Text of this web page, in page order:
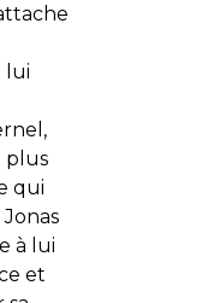
lui
plus
qui
à lui
et